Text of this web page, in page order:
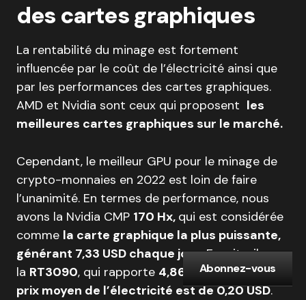
des cartes graphiques
La rentabilité du minage est fortement
influencée par le coût de l’électricité ainsi que
par les performances des cartes graphiques.
AMD et Nvidia sont ceux qui proposent les
meilleures cartes graphiques sur le marché.
Cependant, le meilleur GPU pour le minage de
crypto-monnaies en 2022 est loin de faire
l’unanimité. En termes de performance, nous
avons la Nvidia CMP 170 Hx, qui est considérée
comme la carte graphique la plus puissante,
générant 7,33 USD chaque jour. Ensuite, il y a
la RT3090, qui rapporte 4,86 USD par jour si le
prix moyen de l’électricité est de 0,20 USD.
Abonnez-vous